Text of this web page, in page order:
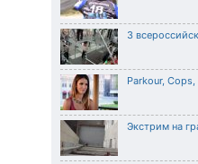
3
Parkour,
Экстрим на